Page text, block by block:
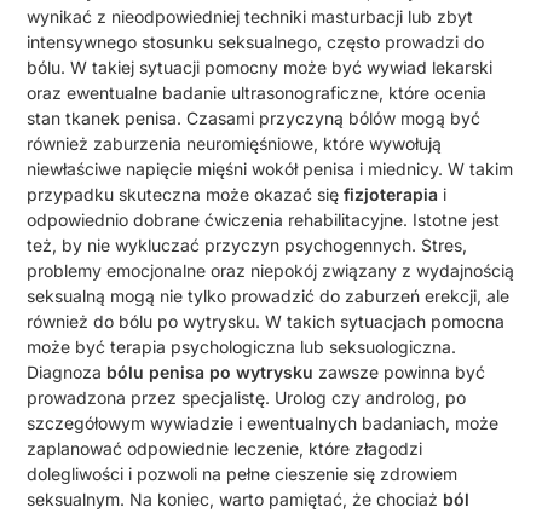
wynikać z nieodpowiedniej techniki masturbacji lub zbyt
intensywnego stosunku seksualnego, często prowadzi do
bólu. W takiej sytuacji pomocny może być wywiad lekarski
oraz ewentualne badanie ultrasonograficzne, które ocenia
stan tkanek penisa. Czasami przyczyną bólów mogą być
również zaburzenia neuromięśniowe, które wywołują
niewłaściwe napięcie mięśni wokół penisa i miednicy. W takim
przypadku skuteczna może okazać sięfizjoterapia i
odpowiednio dobrane ćwiczenia rehabilitacyjne. Istotne jest
też, by nie wykluczać przyczyn psychogennych. Stres,
problemy emocjonalne oraz niepokój związany z wydajnością
seksualną mogą nie tylko prowadzić do zaburzeń erekcji, ale
również do bólu po wytrysku. W takich sytuacjach pomocna
może być terapia psychologiczna lub seksuologiczna.
Diagnoza bólu penisa po wytrysku zawsze powinna być
prowadzona przez specjalistę. Urolog czy androlog, po
szczegółowym wywiadzie i ewentualnych badaniach, może
zaplanować odpowiednie leczenie, które złagodzi
dolegliwości i pozwoli na pełne cieszenie się zdrowiem
seksualnym. Na koniec, warto pamiętać, że chociaż ból